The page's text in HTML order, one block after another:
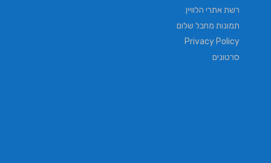
רשת אתרי הלוויין
תמונות מחבל שלום
Privacy Policy
סרטונים